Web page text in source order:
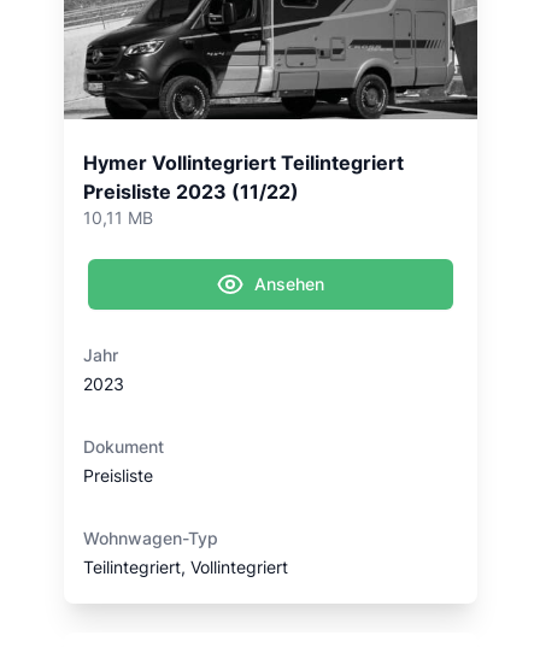
Hymer Vollintegriert Teilintegriert
Preisliste 2023 (11/22)
10,11 MB
Ansehen
Jahr
2023
Dokument
Preisliste
Wohnwagen-Typ
Teilintegriert, Vollintegriert